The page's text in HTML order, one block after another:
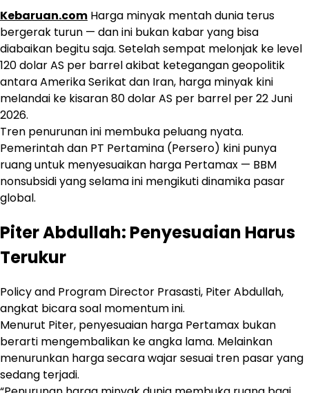
Kebaruan.com Harga minyak mentah dunia terus
bergerak turun — dan ini bukan kabar yang bisa
diabaikan begitu saja. Setelah sempat melonjak ke level
120 dolar AS per barrel akibat ketegangan geopolitik
antara Amerika Serikat dan Iran, harga minyak kini
melandai ke kisaran 80 dolar AS per barrel per 22 Juni
2026.
Tren penurunan ini membuka peluang nyata.
Pemerintah dan PT Pertamina (Persero) kini punya
ruang untuk menyesuaikan harga Pertamax — BBM
nonsubsidi yang selama ini mengikuti dinamika pasar
global.
Piter Abdullah: Penyesuaian Harus
Terukur
Policy and Program Director Prasasti, Piter Abdullah,
angkat bicara soal momentum ini.
Menurut Piter, penyesuaian harga Pertamax bukan
berarti mengembalikan ke angka lama. Melainkan
menurunkan harga secara wajar sesuai tren pasar yang
sedang terjadi.